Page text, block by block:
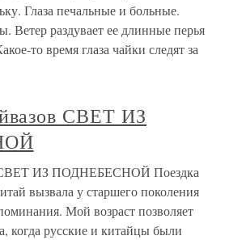
Глаза печальные и больные.
Ветер раздувает ее длинные перья
то время глаза чайки следят за
СВЕТ ИЗ
СВЕТ ИЗ ПОДНЕБЕСНОЙ Поездка
вызвала у старшего поколения
Мой возраст позволяет
когда русские и китайцы были